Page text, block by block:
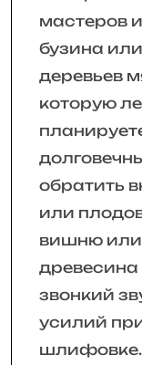
мастеров
бузина или
деревьев
которую
обратить
или
вишню или
древесина
звонкий
усилий
шлифовке.